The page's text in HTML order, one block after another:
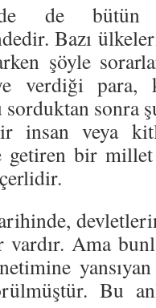
de bütün
Bazı
şöyle
verdiği
sonra
insan veya
getiren bir
vardır. Ama
Bu